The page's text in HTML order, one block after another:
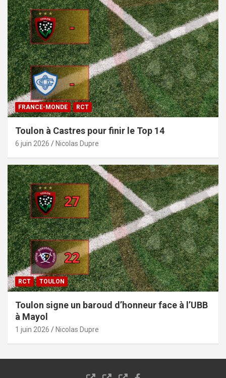
FRANCE-MONDE RCT
Toulon à Castres pour finir le Top 14
6 juin 2026 Nicolas Dupre
RCT TOULON
Toulon signe un baroud d’honneur face à l’UBB
à Mayol
1 juin 2026 Nicolas Dupre